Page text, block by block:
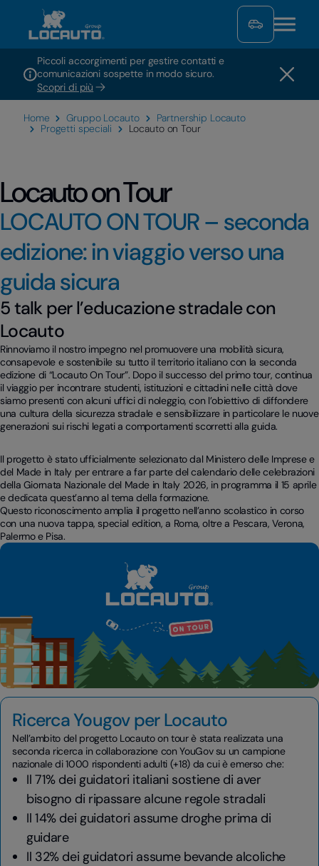
Piccoli accorgimenti per gestire contatti e
comunicazioni sospette in modo sicuro.
Scopri di più
Home Gruppo Locauto
Partnership Locauto
Progetti speciali
Locauto on Tour
Locauto on Tour
LOCAUTO ON TOUR – seconda
edizione: in viaggio verso una
guida sicura
5 talk per l’educazione stradale con
Locauto
Rinnoviamo il nostro impegno nel promuovere una mobilità sicura,
consapevole e sostenibile su tutto il territorio italiano con la seconda
edizione di “Locauto On Tour”. Dopo il successo del primo tour, continua
il viaggio per incontrare studenti, istituzioni e cittadini nelle città dove
siamo presenti con alcuni uffici di noleggio, con l’obiettivo di diffondere
una cultura della sicurezza stradale e sensibilizzare in particolare le nuove
generazioni sui rischi legati a comportamenti scorretti alla guida.
Il progetto è stato ufficialmente selezionato dal Ministero delle Imprese e
del Made in Italy per entrare a far parte del calendario delle celebrazioni
della Giornata Nazionale del Made in Italy 2026, in programma il 15 aprile
e dedicata quest’anno al tema della formazione.
Questo riconoscimento amplia il progetto nell’anno scolastico in corso
con una nuova tappa, special edition, a Roma, oltre a Pescara, Verona,
Palermo e Pisa.
Ricerca Yougov per Locauto
Nell’ambito del progetto Locauto on tour è stata realizzata una
seconda ricerca in collaborazione con YouGov su un campione
nazionale di 1000 rispondenti adulti (+18) da cui è emerso che:
Il 71% dei guidatori italiani sostiene di aver
bisogno di ripassare alcune regole stradali
Il 14% dei guidatori assume droghe prima di
guidare
Il 32% dei guidatori assume bevande alcoliche